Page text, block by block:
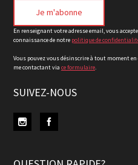
En renseignant votre adresse email, vous
connaissance de notre politique de
Vous pouvez vous désinscrire à tout moment
me contactant viace formulaire.
SUIVEZ-NOUS